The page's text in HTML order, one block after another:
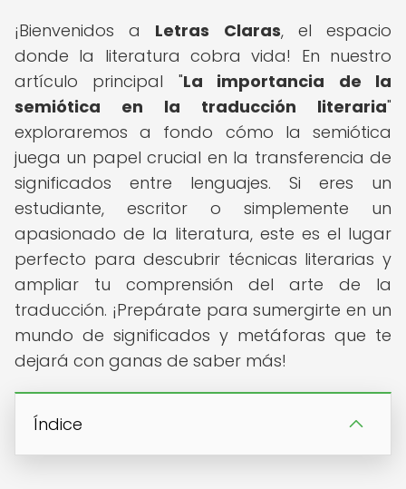
¡Bienvenidos a Letras Claras, el espacio
donde la literatura cobra vida! En nuestro
artículo principal "La importancia de la
semiótica en la traducción literaria"
exploraremos a fondo cómo la semiótica
juega un papel crucial en la transferencia de
significados entre lenguajes. Si eres un
estudiante, escritor o simplemente un
apasionado de la literatura, este es el lugar
perfecto para descubrir técnicas literarias y
ampliar tu comprensión del arte de la
traducción. ¡Prepárate para sumergirte en un
mundo de significados y metáforas que te
dejará con ganas de saber más!
Índice